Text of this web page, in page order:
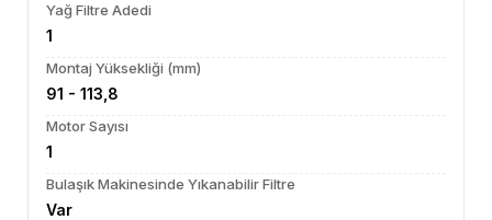
Yağ Filtre Adedi
1
Montaj Yüksekliği (mm)
91 - 113,8
Motor Sayısı
1
Bulaşık Makinesinde Yıkanabilir Filtre
Var